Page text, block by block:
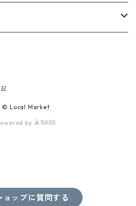
ョップに質問する
© Local Market
by